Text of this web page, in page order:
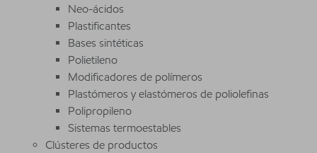
Neo-ácidos
Plastificantes
Bases sintéticas
Polietileno
Modificadores de polímeros
Plastómeros y elastómeros de poliolefinas
Polipropileno
Sistemas termoestables
Clústeres de productos